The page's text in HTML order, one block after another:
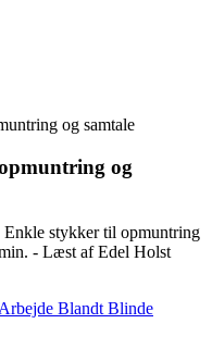
og samtale
og
stykker til opmuntring
- Læst af Edel Holst
Blandt Blinde